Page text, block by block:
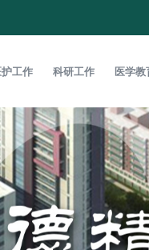
护工作 科研工作 医学教